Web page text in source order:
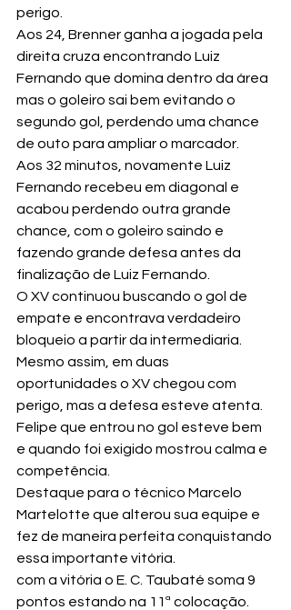
perigo.
Aos 24, Brenner ganha a jogada pela
direita cruza encontrando Luiz
Fernando que domina dentro da área
mas o goleiro sai bem evitando o
segundo gol, perdendo uma chance
de outo para ampliar o marcador.
Aos 32 minutos, novamente Luiz
Fernando recebeu em diagonal e
acabou perdendo outra grande
chance, com o goleiro saindo e
fazendo grande defesa antes da
finalização de Luiz Fernando.
O XV continuou buscando o gol de
empate e encontrava verdadeiro
bloqueio a partir da intermediaria.
Mesmo assim, em duas
oportunidades o XV chegou com
perigo, mas a defesa esteve atenta.
Felipe que entrou no gol esteve bem
e quando foi exigido mostrou calma e
competência.
Destaque para o técnico Marcelo
Martelotte que alterou sua equipe e
fez de maneira perfeita conquistando
essa importante vitória.
com a vitória o E. C. Taubaté soma 9
pontos estando na 11ª colocação.